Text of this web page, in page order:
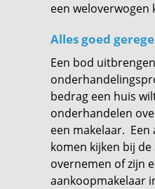
een weloverwogen
Alles goed
Een bod
bedrag een huis
onderhandelen
een makelaar.
komen kijken bij
overnemen of zijn
aankoopmakelaar